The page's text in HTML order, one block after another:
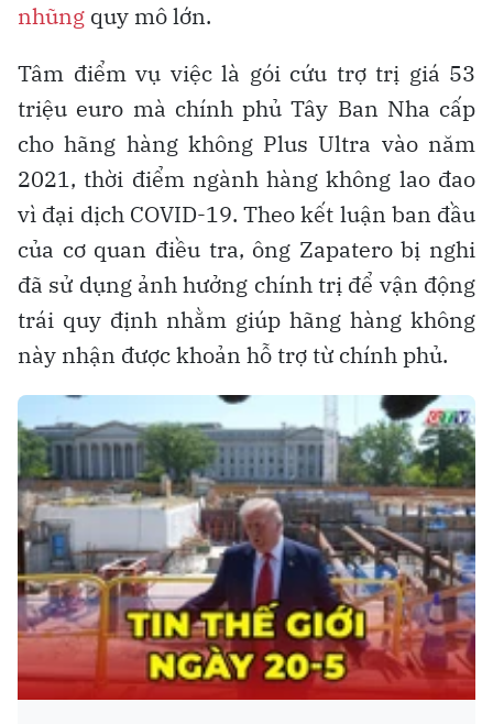
nhũng quy mô lớn.
Tâm điểm vụ việc là gói cứu trợ trị giá 53
triệu euro mà chính phủ Tây Ban Nha cấp
cho hãng hàng không Plus Ultra vào năm
2021, thời điểm ngành hàng không lao đao
vì đại dịch COVID-19. Theo kết luận ban đầu
của cơ quan điều tra, ông Zapatero bị nghi
đã sử dụng ảnh hưởng chính trị để vận động
trái quy định nhằm giúp hãng hàng không
này nhận được khoản hỗ trợ từ chính phủ.